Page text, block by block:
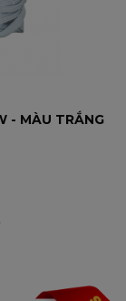
- MÀU TRẮNG